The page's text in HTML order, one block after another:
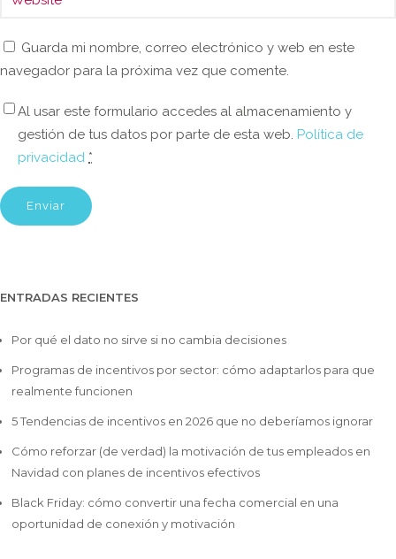
Guarda mi nombre, correo electrónico y web en este
navegador para la próxima vez que comente.
Al usar este formulario accedes al almacenamiento y
gestión de tus datos por parte de esta web. Política de
privacidad *
ENTRADAS RECIENTES
Por qué el dato no sirve si no cambia decisiones
Programas de incentivos por sector: cómo adaptarlos para que
realmente funcionen
5 Tendencias de incentivos en 2026 que no deberíamos ignorar
Cómo reforzar (de verdad) la motivación de tus empleados en
Navidad con planes de incentivos efectivos
Black Friday: cómo convertir una fecha comercial en una
oportunidad de conexión y motivación